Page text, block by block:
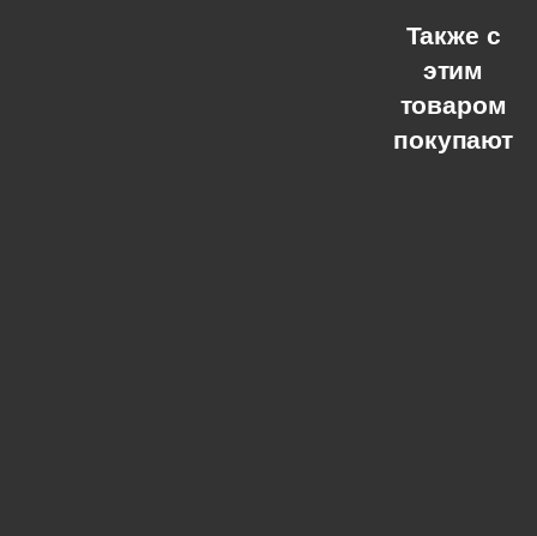
Также с
этим
товаром
покупают